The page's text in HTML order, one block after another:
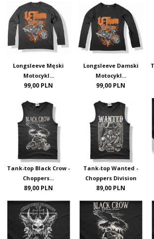
Longsleeve Męski
Motocykl...
99,00 PLN
Longsleeve Damski
Motocykl...
99,00 PLN
Tank-top Black Crow -
Choppers...
89,00 PLN
Tank-top Wanted -
Choppers Division
89,00 PLN